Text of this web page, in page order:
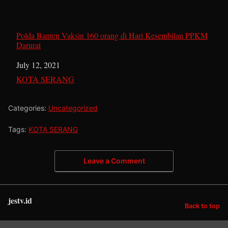
Polda Banten Vaksin 160 orang di Hari Kesembilan PPKM
Darurat
Date
July 12, 2021
In relation to
KOTA SERANG
Categories: Uncategorized
Tags: KOTA SERANG
Leave a Comment
jestv.id Back to top